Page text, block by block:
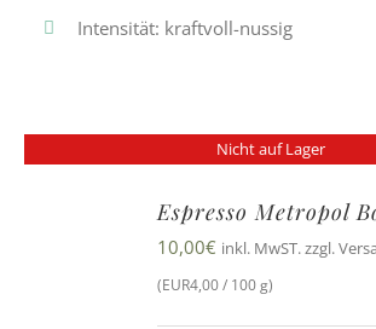
Intensität: kraftvoll-nussig
Nicht auf Lager
Espresso Metropol
10,00€ inkl. MwST. zzgl.
(EUR4,00 / 100 g)